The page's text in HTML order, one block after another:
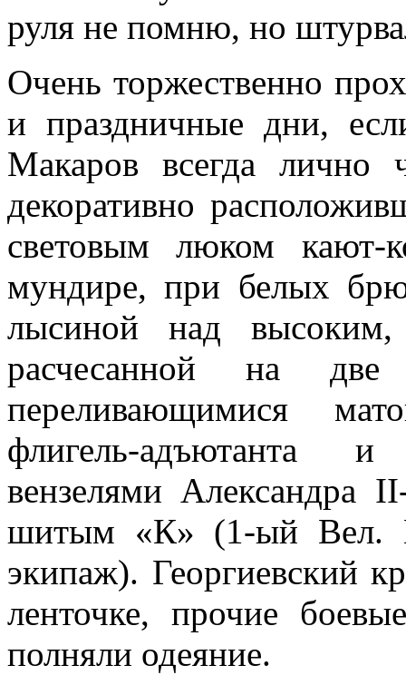
руля не помню, но
Очень торжественно
и праздничные дни,
Макаров всегда лично
декоративно
световым люком
мундире, при белых
лысиной над
расчесанной на
переливающимися
флигель-адъютанта
вензелями Александра
шитым «К» (1-ый Вел.
экипаж). Георгиев­ский
ленточ­ке, прочие
полняли одеяние.